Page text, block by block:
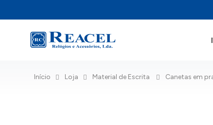
Início Loja Material de Escrita Canetas em